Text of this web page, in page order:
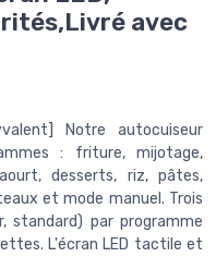
avec
Notre autocuiseur
: friture, mijotage,
desserts, riz, pâtes,
et mode manuel. Trois
standard) par programme
L'écran LED tactile et